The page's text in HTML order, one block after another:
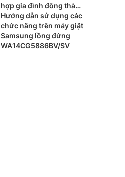
hợp gia đình đông thành
viên
Hướng dẫn sử dụng các
chức năng trên máy giặt
Samsung lồng đứng
WA14CG5886BV/SV